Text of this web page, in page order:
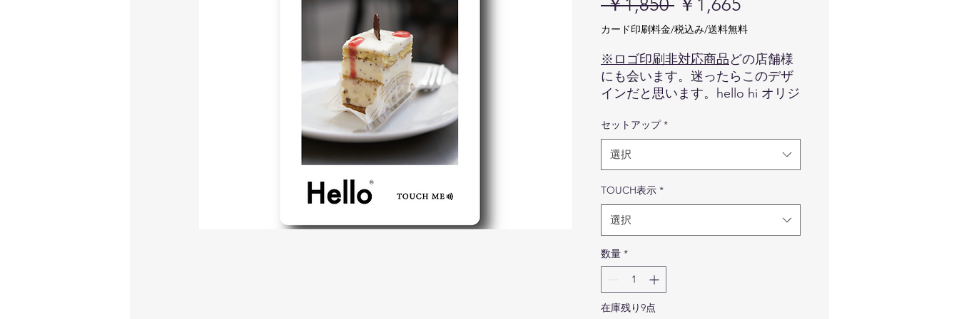
￥1,850
常
価
格
￥1,665
ー
ル
価
格
カード印刷料金/税込み/送料無料
※ロゴ印刷非対応商品どの店舗様
にも会います。迷ったらこのデザ
インだと思います。hello hi オリジ
のカードです。まずはお試しで
hello hiを活用してみましょう！
ロゴ印刷不可商品
色、ロゴマークの色味などは実際
の商品と異なる場合が御座います
ので予めご了承くださいませ。
商品はカードのみです。写真に写
っている備品などはついてきませ
んので予めご了承くださいませ。
NFC typeB
セットアップ *
選択
TOUCH表示 *
選択
数量 *
在庫残り9点